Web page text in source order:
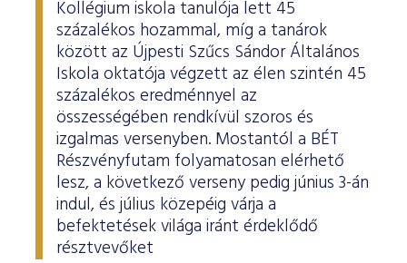
Kollégium iskola tanulója lett 45
százalékos hozammal, míg a tanárok
között az Újpesti Szűcs Sándor Általános
Iskola oktatója végzett az élen szintén 45
százalékos eredménnyel az
összességében rendkívül szoros és
izgalmas versenyben. Mostantól a BÉT
Részvényfutam folyamatosan elérhető
lesz, a következő verseny pedig június 3-án
indul, és július közepéig várja a
befektetések világa iránt érdeklődő
résztvevőket